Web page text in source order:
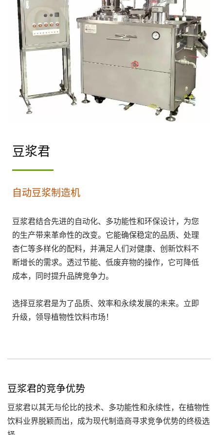
豆浆君
自动豆浆制造机
豆浆君结合先进的自动化、多功能性和环保设计，为您
的生产带来革命性的改变。它能确保稳定的品质、处理
杏仁等多样化的配料，并满足人们对健康、创新饮料不
断增长的需求。透过节能、低废弃物的操作，它可降低
成本，同时提升品牌竞争力。
选择豆浆君是为了品质、效率和永续发展的未来。立即
升级，领导植物性饮料市场！
豆浆君的竞争优势
豆浆君以其无与伦比的技术、多功能性和永续性，在植物性
饮料业界脱颖而出，成为现代制造商寻求竞争优势的终极选